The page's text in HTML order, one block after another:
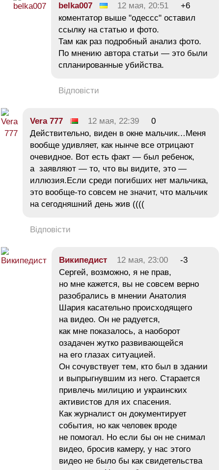
belka007 12 мая, 20:51
+6
коментатор выше "одессс" оставил
ссылку на статью и фото.
Там как раз подробный анализ фото.
По мнению автора статьи — это были
спланированные убийства.
Відповісти
Vera 777 12 мая, 22:39
0
Действительно, виден в окне мальчик…Меня
вообще удивляет, как нынче все отрицают
очевидное. Вот есть факт — был ребенок,
а заявляют — то, что вы видите, это —
иллюзия.Если среди погибших нет мальчика,
это вообще-то совсем не значит, что мальчик
на сегодняшний день жив ((((
Відповісти
Википедист 12 мая, 23:00
-3
Сергей, возможно, я не прав,
но мне кажется, вы не совсем верно
разобрались в мнении Анатолия
Шария касательно происходящего
на видео. Он не радуется,
как мне показалось, а наоборот
озадачен жутко развивающейся
на его глазах ситуацией.
Он сочувствует тем, кто был в здании
и выпрыгнувшим из него. Старается
привлечь милицию и украинских
активистов для их спасения.
Как журналист он документирует
события, но как человек вроде
не помогал. Но если бы он не снимал
видео, бросив камеру, у нас этого
видео не было бы как свидетельства